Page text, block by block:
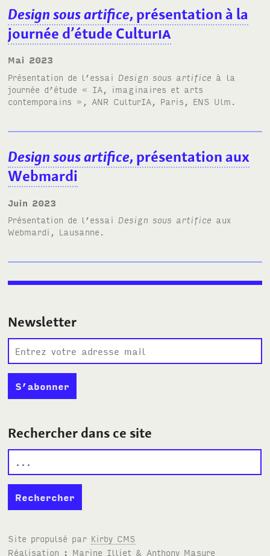
Design sous artifice, présentation à la
journée d’étude CulturIA
mai 2023
Présentation de l’essai Design sous artifice à la
journée d’étude « IA , imaginaires et arts
contemporains »
ANR CulturIA , Paris, ENS Ulm.
Design sous artifice, présentation aux
Webmardi
juin 2023
Présentation de l’essai Design sous artifice aux
Webmardi , Lausanne.
Newsletter
Rechercher dans ce site
Site propulsé par Kirby CMS
Réalisation : Marine Illiet & Anthony Masure